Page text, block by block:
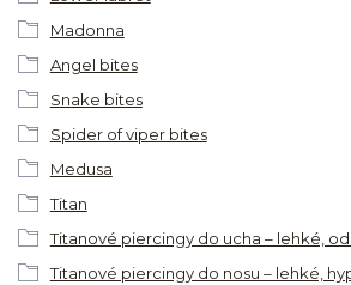
Madonna
Angel bites
Snake bites
Spider of viper bites
Medusa
Titan
Titanové piercingy do ucha – lehké,
Titanové piercingy do nosu – lehké,